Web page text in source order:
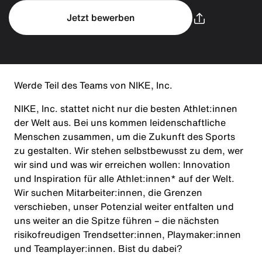
Jetzt bewerben
Werde Teil des Teams von NIKE, Inc.
NIKE, Inc. stattet nicht nur die besten Athlet:innen
der Welt aus. Bei uns kommen leidenschaftliche
Menschen zusammen, um die Zukunft des Sports
zu gestalten. Wir stehen selbstbewusst zu dem, wer
wir sind und was wir erreichen wollen: Innovation
und Inspiration für alle Athlet:innen* auf der Welt.
Wir suchen Mitarbeiter:innen, die Grenzen
verschieben, unser Potenzial weiter entfalten und
uns weiter an die Spitze führen – die nächsten
risikofreudigen Trendsetter:innen, Playmaker:innen
und Teamplayer:innen. Bist du dabei?